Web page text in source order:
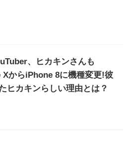
、ヒカキンさんも
XからiPhone 8に機種変更!彼
ヒカキンらしい理由とは？